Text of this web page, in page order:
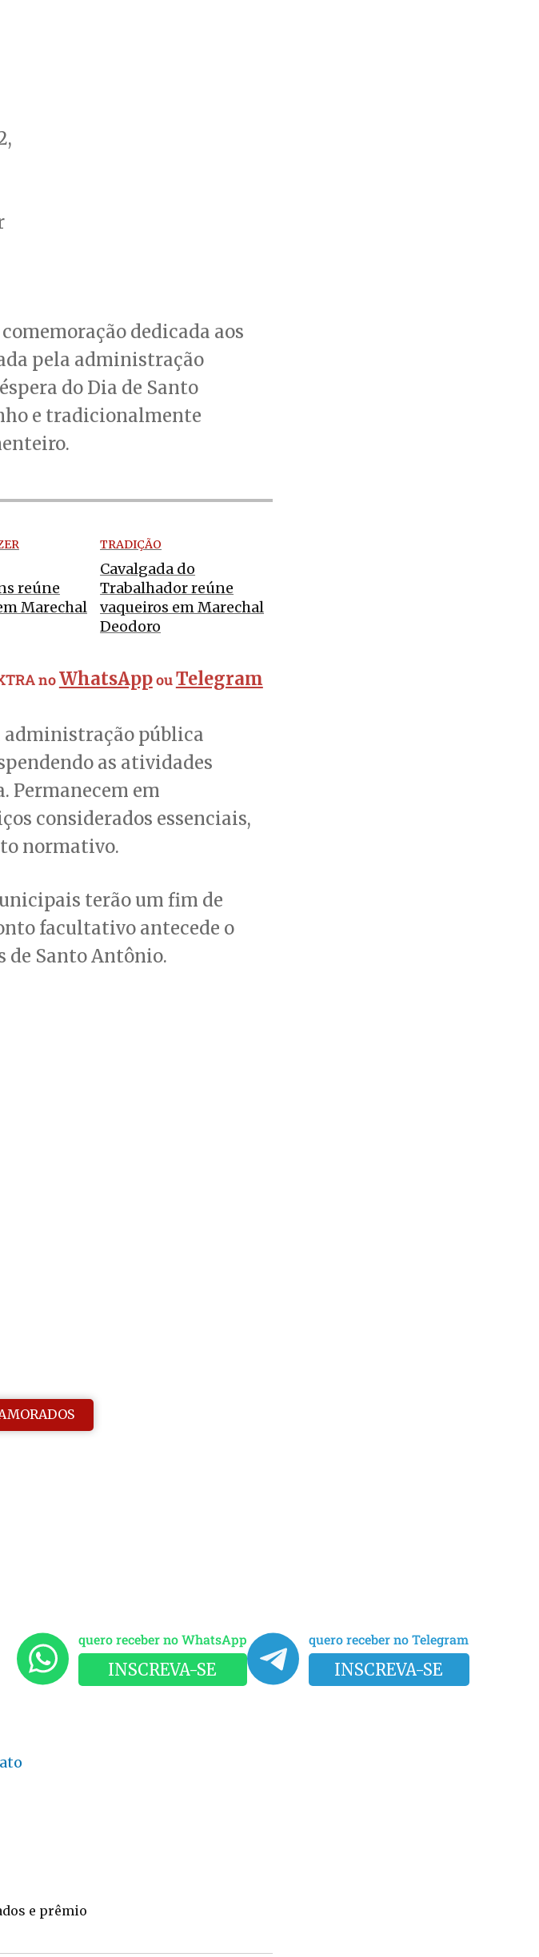
dedicada aos
pela administração
do Dia de Santo
e tradicionalmente
reúne
Marechal
TRADIÇÃO
Cavalgada do
Trabalhador reúne
vaqueiros em Marechal
Deodoro
noWhatsAppouTelegram
administração pública
as atividades
Permanecem em
considerados essenciais,
normativo.
terão um fim de
facultativo antecede o
de Santo Antônio.
quero receber no WhatsApp
INSCREVA-SE
quero receber no Telegram
INSCREVA-SE
e prêmio